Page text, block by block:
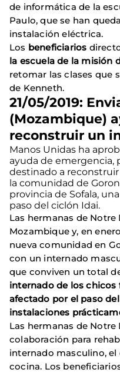
de informática de la
Paulo, que se han
instalación eléctrica.
Los beneficiarios
la escuela de la misión
retomar las clases que
de Kenneth.
21/05/2019:
(Mozambique)
reconstruir un
Manos Unidas ha
ayuda de emergencia,
destinado a
la comunidad de
provincia de Sofala,
paso del ciclón Idai.
Las hermanas de Notre
Mozambique y, en
nueva comunidad en
con un internado
que conviven un total
internado de los chicos
afectado por el paso
instalaciones
Las hermanas de
colaboración para
internado masculino, el
cocina. Los